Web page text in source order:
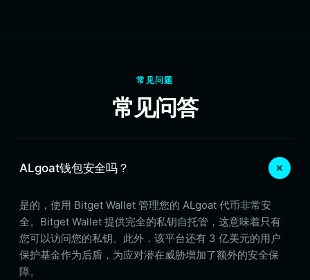
常见问题
常见问答
ALgoat钱包安全吗？
是的，使用 Bitget Wallet 管理您的 ALgoat 代币非常安
全。Bitget Wallet 提供完全的私钥自托管，这意味着只有
您可以访问您的私钥。此外，该平台还有 3 亿美元的用户
保护基金作为后盾，为应对潜在威胁增加了额外的安全保
障。